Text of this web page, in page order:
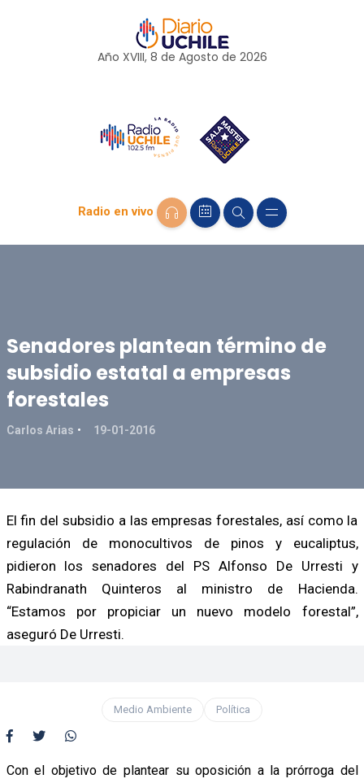
Año XVIII, 8 de Agosto de 2026
Radio en vivo
Senadores plantean término de
subsidio estatal a empresas
forestales
Carlos Arias 19-01-2016
El fin del subsidio a las empresas forestales, así como la
regulación de monocultivos de pinos y eucaliptus,
pidieron los senadores del PS Alfonso De Urresti y
Rabindranath Quinteros al ministro de Hacienda.
“Estamos por propiciar un nuevo modelo forestal”,
aseguró De Urresti.
Medio Ambiente Política
Con el objetivo de plantear su oposición a la prórroga del